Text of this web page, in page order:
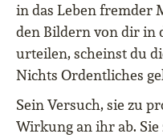
in das Leben fremder
den Bildern von dir in
urteilen, scheinst du
Nichts Ordentliches
Sein Versuch, sie zu
Wirkung an ihr ab.